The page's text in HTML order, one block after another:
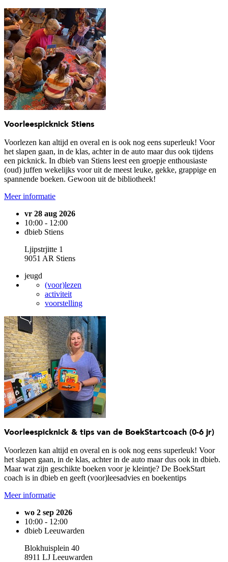
Voorleespicknick Stiens
Voorlezen kan altijd en overal en is ook nog eens superleuk! Voor
het slapen gaan, in de klas, achter in de auto maar dus ook tijdens
een picknick. In dbieb van Stiens leest een groepje enthousiaste
(oud) juffen wekelijks voor uit de meest leuke, gekke, grappige en
spannende boeken. Gewoon uit de bibliotheek!
Meer informatie
vr 28 aug 2026
10:00 - 12:00
dbieb Stiens
Ljipstrjitte 1
9051 AR Stiens
jeugd
(voor)lezen
activiteit
voorstelling
Voorleespicknick & tips van de BoekStartcoach (0-6 jr)
Voorlezen kan altijd en overal en is ook nog eens superleuk! Voor
het slapen gaan, in de klas, achter in de auto maar dus ook in dbieb.
Maar wat zijn geschikte boeken voor je kleintje? De BoekStart
coach is in dbieb en geeft (voor)leesadvies en boekentips
Meer informatie
wo 2 sep 2026
10:00 - 12:00
dbieb Leeuwarden
Blokhuisplein 40
8911 LJ Leeuwarden